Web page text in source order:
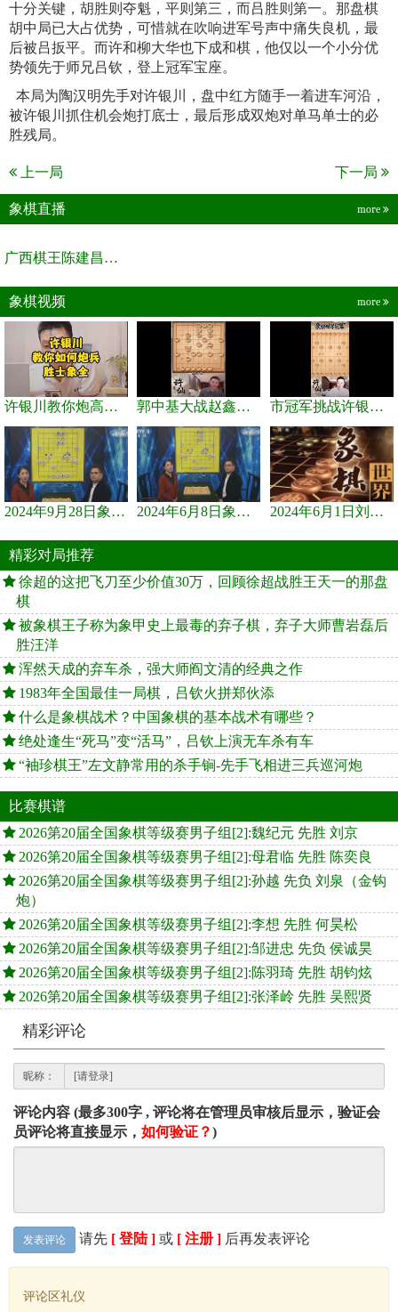
十分关键，胡胜则夺魁，平则第三，而吕胜则第一。那盘棋
胡中局已大占优势，可惜就在吹响进军号声中痛失良机，最
后被吕扳平。而许和柳大华也下成和棋，他仅以一个小分优
势领先于师兄吕钦，登上冠军宝座。
本局为陶汉明先手对许银川，盘中红方随手一着进车河沿，
被许银川抓住机会炮打底士，最后形成双炮对单马单士的必
胜残局。
上一局 下一局
象棋直播 more
广西棋王陈建昌直播间
象棋视频 more
许银川教你炮高兵士象全如何赢士象全，简单四步即可 郭中基大战赵鑫鑫，许银川激情讲解 市冠军挑战许银川，急进中兵变化真激烈！
2024年9月28日象棋世界栏目，刘君、蒋川讲解了第九届杨官璘杯象棋... 2024年6月8日象棋世界，刘君、蒋川讲解了第九届杨官璘杯全国象棋... 2024年6月1日刘君、蒋川讲解第三届上海杯象棋大师赛谢靖与李少庚...
精彩对局推荐
徐超的这把飞刀至少价值30万，回顾徐超战胜王天一的那盘
棋
被象棋王子称为象甲史上最毒的弃子棋，弃子大师曹岩磊后
胜汪洋
浑然天成的弃车杀，强大师阎文清的经典之作
1983年全国最佳一局棋，吕钦火拼郑伙添
什么是象棋战术？中国象棋的基本战术有哪些？
绝处逢生“死马”变“活马”，吕钦上演无车杀有车
“袖珍棋王”左文静常用的杀手锏-先手飞相进三兵巡河炮
比赛棋谱
2026第20届全国象棋等级赛男子组[2]:魏纪元 先胜 刘京
2026第20届全国象棋等级赛男子组[2]:母君临 先胜 陈奕良
2026第20届全国象棋等级赛男子组[2]:孙越 先负 刘泉（金钩
炮）
2026第20届全国象棋等级赛男子组[2]:李想 先胜 何昊松
2026第20届全国象棋等级赛男子组[2]:邹进忠 先负 侯诚昊
2026第20届全国象棋等级赛男子组[2]:陈羽琦 先胜 胡钧炫
2026第20届全国象棋等级赛男子组[2]:张泽岭 先胜 吴熙贤
精彩评论
昵称：
评论内容 (最多300字 , 评论将在管理员审核后显示，验证会
员评论将直接显示， 如何验证？)
发表评论 请先 [ 登陆 ] 或 [ 注册 ] 后再发表评论
评论区礼仪